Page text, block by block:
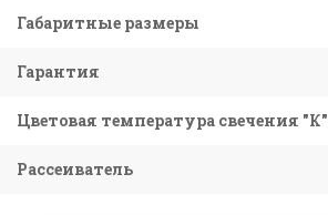
Габаритные размеры
Гарантия
Цветовая температура свечения "К"
Рассеиватель